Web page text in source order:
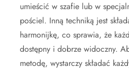
umieścić w szafie lub w
pościel. Inną techniką jest
harmonijkę, co sprawia, że
dostępny i dobrze widoczny.
metodę, wystarczy składać